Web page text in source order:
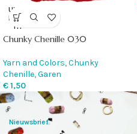
UITVE
RKOC
HT
Chunky Chenille 030
Yarn and Colors,Chunky
Chenille,Garen
€1,50
Nieuwsbrief